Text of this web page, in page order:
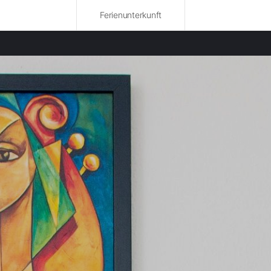
Ferienunterkunft